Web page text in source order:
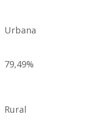
Urbana
79,49%
Rural